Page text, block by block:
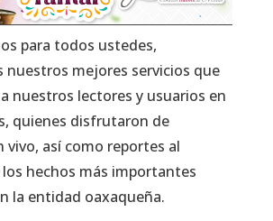
para todos ustedes,
nuestros mejores servicios que
nuestros lectores y usuarios en
quienes disfrutaron de
vivo, así como reportes al
hechos más importantes
la entidad oaxaqueña.